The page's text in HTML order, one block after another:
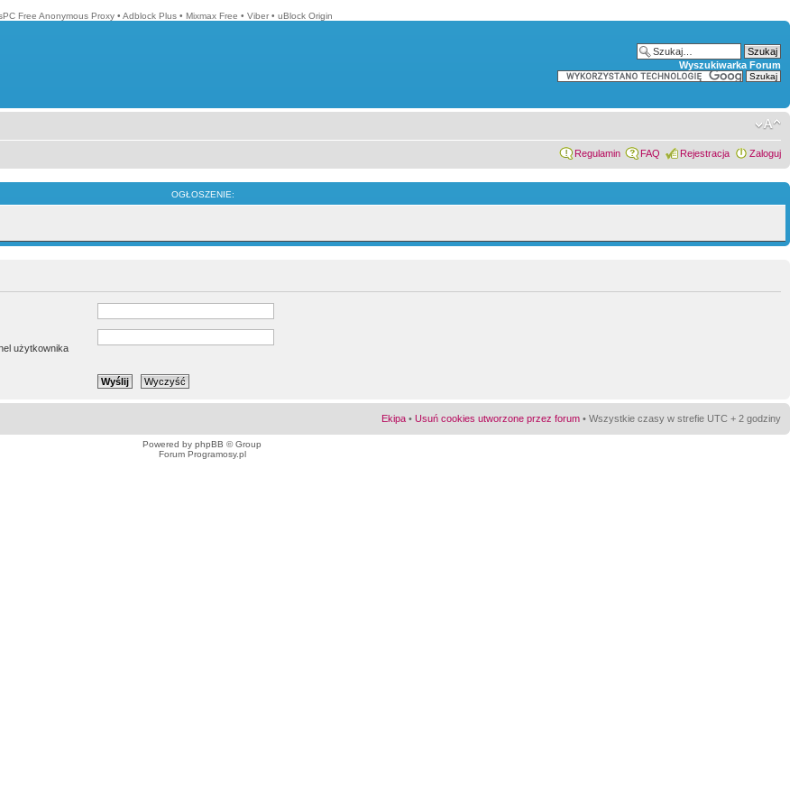
Free Anonymous Proxy • Adblock Plus • Mixmax Free • Viber • uBlock Origin
Wyszukiwarka Forum
Regulamin FAQ Rejestracja Zaloguj
OGŁOSZENIE:
użytkownika
Ekipa • Usuń cookies utworzone przez forum • Wszystkie czasy w strefie UTC + 2 godziny
Powered by phpBB © Group
Forum Programosy.pl